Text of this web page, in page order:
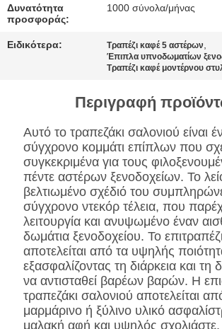
Δυνατότητα
προσφοράς:
1000 σύνολα/μήνας
Ειδικότερα: Τραπέζι καφέ 5 αστέρων
Έπιπλα υπνοδωματίων
Τραπέζι καφέ μοντέρνου
Περιγραφή
Αυτό το τραπεζάκι σαλονιού είναι
σύγχρονο κομμάτι επίπλων που
συγκεκριμένα για τους
πέντε αστέρων ξενοδοχείων. Το
βελτιωμένο σχέδιό του
σύγχρονο ντεκόρ τέλεια, που
λειτουργία και ανυψωμένο έναν
δωμάτια ξενοδοχείου. Το
αποτελείται από τα υψηλής
εξασφαλίζοντας τη διάρκεια και τη
να αντισταθεί βαρέων βαρών. Η
τραπεζάκι σαλονιού αποτελείται
μαρμάρινο ή ξύλινο υλικό
μαλακή αφή και υψηλός σχολιάστε,